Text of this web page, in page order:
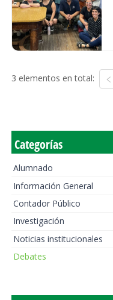
3 elementos en total:
Categorías
Alumnado
Información General
Contador Público
Investigación
Noticias institucionales
Debates